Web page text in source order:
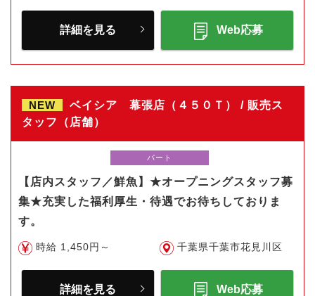
詳細を見る Web応募
NEW
ベイシア 幕張店（４５０Ｔ） / 販売ス
タッフ（店舗）
パート
【店内スタッフ／鮮魚】★オープニングスタッフ募
集★充実した福利厚生・待遇でお待ちしておりま
す。
時給 1,450円～ 千葉県千葉市花見川区
詳細を見る Web応募